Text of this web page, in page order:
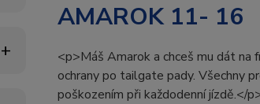
AMAROK 11- 16
<p>Máš Amarok a chceš mu dát na
ochrany po tailgate pady. Všechny
poškozením při každodenní jízdě.</